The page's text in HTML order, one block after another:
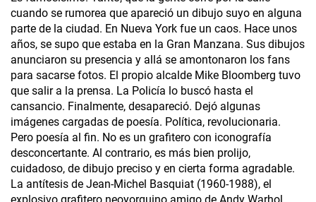
cuando se rumorea que apareció un dibujo suyo en alguna
parte de la ciudad. En Nueva York fue un caos. Hace unos
años, se supo que estaba en la Gran Manzana. Sus dibujos
anunciaron su presencia y allá se amontonaron los fans
para sacarse fotos. El propio alcalde Mike Bloomberg tuvo
que salir a la prensa. La Policía lo buscó hasta el
cansancio. Finalmente, desapareció. Dejó algunas
imágenes cargadas de poesía. Política, revolucionaria.
Pero poesía al fin. No es un grafitero con iconografía
desconcertante. Al contrario, es más bien prolijo,
cuidadoso, de dibujo preciso y en cierta forma agradable.
La antítesis de Jean-Michel Basquiat (1960-1988), el